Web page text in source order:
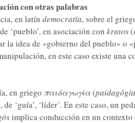
con otras palabras
en latín democratĭa, sobre el
‘pueblo’, en asociación con kratos(
la idea de «gobierno del pueblo» o
en este caso existe
en griego παιδαγωγία(paidagōgía
de ‘guía’, ‘líder’. En este caso, un
implica conducción en un